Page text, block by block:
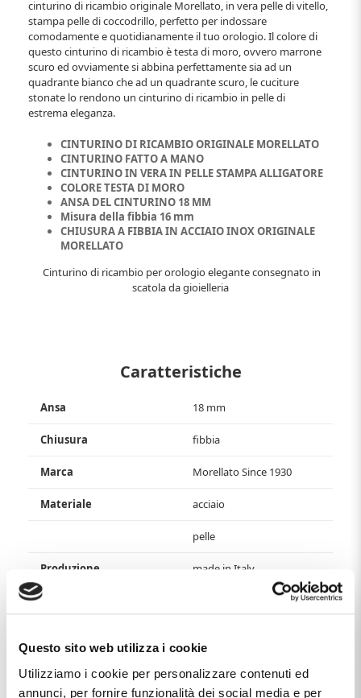
Questo sito web utilizza i cookie
Utilizziamo i cookie per personalizzare contenuti ed
annunci, per fornire funzionalità dei social media e per
cinturino di ricambio originale Morellato, in vera pelle di vitello,
stampa pelle di coccodrillo, perfetto per indossare
comodamente e quotidianamente il tuo orologio. Il colore di
questo cinturino di ricambio è testa di moro, ovvero marrone
scuro ed ovviamente si abbina perfettamente sia ad un
quadrante bianco che ad un quadrante scuro, le cuciture
stonate lo rendono un cinturino di ricambio in pelle di
estrema eleganza.
CINTURINO DI RICAMBIO ORIGINALE MORELLATO
CINTURINO FATTO A MANO
CINTURINO IN VERA IN PELLE STAMPA ALLIGATORE
COLORE TESTA DI MORO
ANSA DEL CINTURINO 18 MM
Misura della fibbia 16 mm
CHIUSURA A FIBBIA IN ACCIAIO INOX ORIGINALE
MORELLATO
Cinturino di ricambio per orologio elegante consegnato in
scatola da gioielleria
Caratteristiche
Ansa 18 mm
Chiusura fibbia
Marca Morellato Since 1930
Materiale acciaio
pelle
Produzione made in Italy
nella categoriaACCESSORI DI RICAMBIO PER OROLOGI
più precisamente nella sottocategoriaCINTURINI DI
RICAMBIO
, è un prodotto che al momento ha disponibilità